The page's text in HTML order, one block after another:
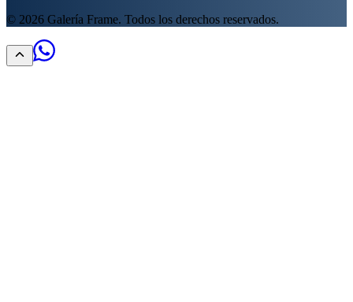
© 2026 Galería Frame. Todos los derechos reservados.